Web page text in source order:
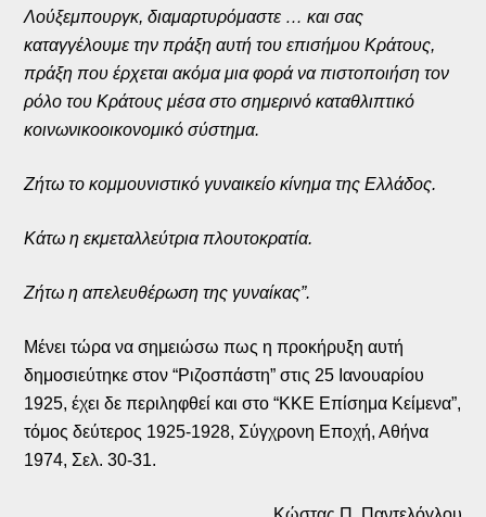
Λούξεμπουργκ, διαμαρτυρόμαστε … και σας
καταγγέλουμε την πράξη αυτή του επισήμου Κράτους,
πράξη που έρχεται ακόμα μια φορά να πιστοποιήση τον
ρόλο του Κράτους μέσα στο σημερινό καταθλιπτικό
κοινωνικοοικονομικό σύστημα.
Ζήτω το κομμουνιστικό γυναικείο κίνημα της Ελλάδος.
Κάτω η εκμεταλλεύτρια πλουτοκρατία.
Ζήτω η απελευθέρωση της γυναίκας”.
Μένει τώρα να σημειώσω πως η προκήρυξη αυτή
δημοσιεύτηκε στον “Ριζοσπάστη” στις 25 Ιανουαρίου
1925, έχει δε περιληφθεί και στο “ΚΚΕ Επίσημα Κείμενα”,
τόμος δεύτερος 1925-1928, Σύγχρονη Εποχή, Αθήνα
1974, Σελ. 30-31.